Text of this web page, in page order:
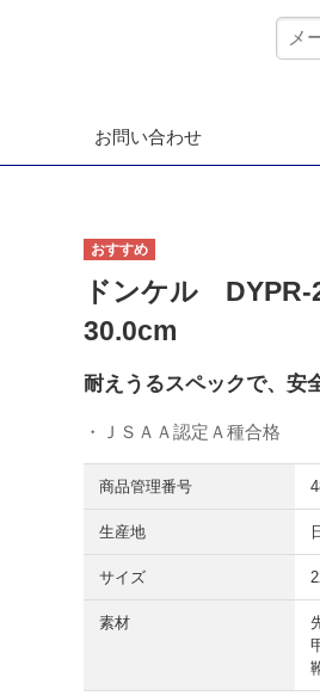
お問い合わせ
ドンケル DYPR-
30.0cm
耐えうるスペックで、安
・ＪＳＡＡ認定Ａ種合格
商品管理番号
生産地
サイズ
素材